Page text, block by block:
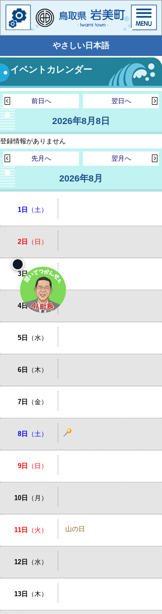
やさしい日本語
イベントカレンダー
2026年8月8日
翌日へ
前日へ
登録情報がありません
2026年8月
翌月へ
先月へ
1日 （土）
2日 （日）
3日（月）
4日（火）
5日 （水）
6日 （木）
7日 （金）
8日 （土）
9日 （日）
10日 （月）
11日 （火） 山の日
12日 （水）
13日 （木）